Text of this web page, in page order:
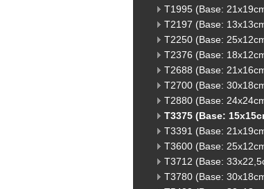
T1995 (Base:
T2197 (Base:
T2250 (Base:
T2376 (Base:
T2688 (Base:
T2700 (Base:
T2880 (Base:
T3375 (Base:
T3391 (Base:
T3600 (Base:
T3712 (Base:
T3780 (Base: